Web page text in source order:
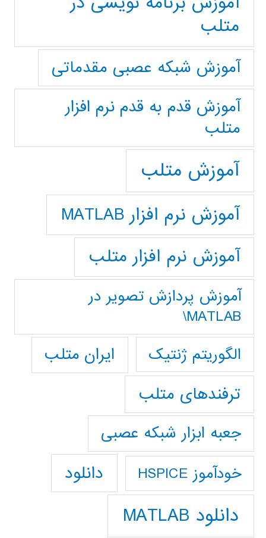
متلب
آموزش شبکه عصبی مقدماتی
آموزش قدم به قدم نرم افزار
متلب
آموزش متلب
آموزش نرم افزار MATLAB
آموزش نرم افزار متلب
آموزش پردازش تصوير در
MATLAB\
الگوریتم ژنتیک
ایران متلب
ترفندهای متلب
جعبه ابزار شبکه عصبی
خودآموز HSPICE دانلود
دانلود MATLAB